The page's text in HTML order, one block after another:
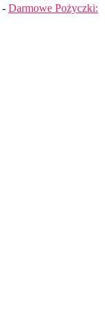
- Darmowe Pożyczki: